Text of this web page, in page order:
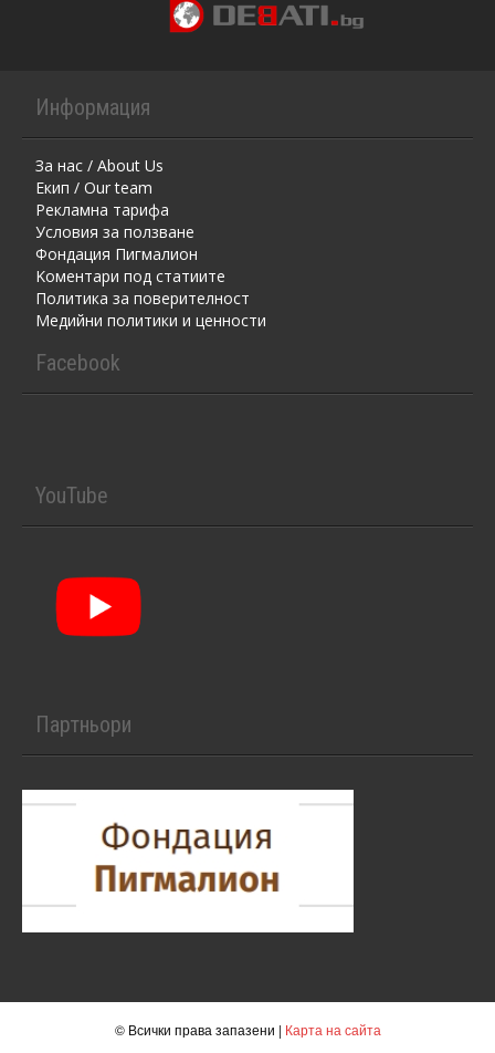
Информация
За нас / About Us
Екип / Our team
Рекламна тарифа
Условия за ползване
Фондация Пигмалион
Kоментaри под статиите
Политика за поверителност
Медийни политики и ценности
Facebook
YouTube
Партньори
© Всички права запазени | Карта на сайта